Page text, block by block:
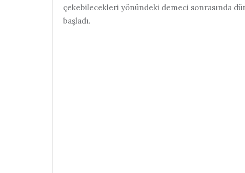
çekebilecekleri yönündeki demeci sonrasında
başladı.